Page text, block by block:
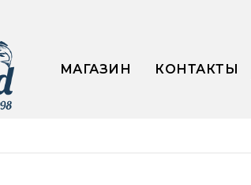
МАГАЗИН КОНТАКТЫ